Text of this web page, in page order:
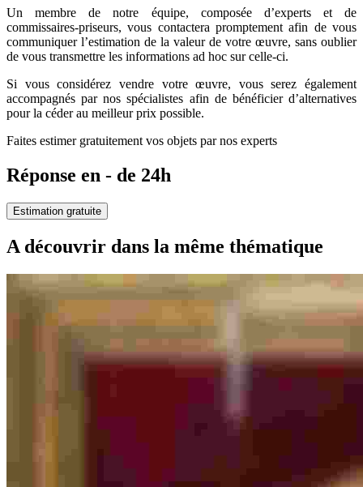
Un membre de notre équipe, composée d’experts et de
commissaires-priseurs, vous contactera promptement afin de vous
communiquer l’estimation de la valeur de votre œuvre, sans oublier
de vous transmettre les informations ad hoc sur celle-ci.
Si vous considérez vendre votre œuvre, vous serez également
accompagnés par nos spécialistes afin de bénéficier d’alternatives
pour la céder au meilleur prix possible.
Faites estimer gratuitement vos objets par nos experts
Réponse en - de 24h
Estimation gratuite
A découvrir dans la même thématique